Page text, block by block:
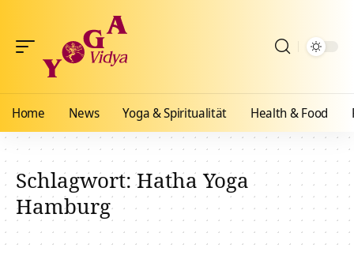
Home News Yoga & Spiritualität Health & Food
Schlagwort:Hatha Yoga
Hamburg